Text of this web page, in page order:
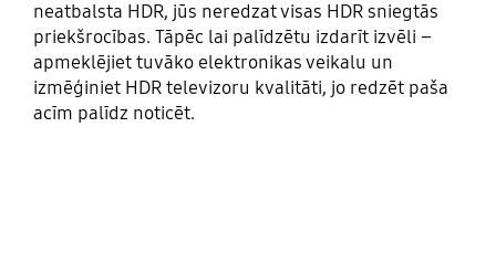
neatbalsta HDR, jūs neredzat visas HDR sniegtās
priekšrocības. Tāpēc lai palīdzētu izdarīt izvēli –
apmeklējiet tuvāko elektronikas veikalu un
izmēģiniet HDR televizoru kvalitāti, jo redzēt paša
acīm palīdz noticēt.